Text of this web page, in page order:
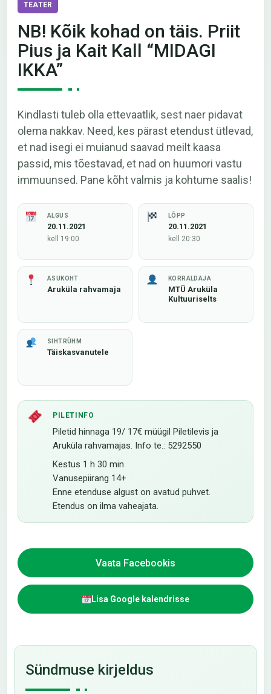
TEATER
NB! Kõik kohad on täis. Priit
Pius ja Kait Kall “MIDAGI
IKKA”
Kindlasti tuleb olla ettevaatlik, sest naer pidavat
olema nakkav. Need, kes pärast etendust ütlevad,
et nad isegi ei muianud saavad meilt kaasa
passid, mis tõestavad, et nad on huumori vastu
immuunsed. Pane kõht valmis ja kohtume saalis!
ALGUS
20.11.2021
kell 19:00
LÕPP
20.11.2021
kell 20:30
ASUKOHT
Aruküla rahvamaja
KORRALDAJA
MTÜ Aruküla
Kultuuriselts
SIHTRÜHM
Täiskasvanutele
PILETINFO
Piletid hinnaga 19/ 17€ müügil Piletilevis ja
Aruküla rahvamajas. Info te.: 5292550
Kestus 1 h 30 min
Vanusepiirang 14+
Enne etenduse algust on avatud puhvet.
Etendus on ilma vaheajata.
Vaata Facebookis
Lisa Google kalendrisse
Sündmuse kirjeldus